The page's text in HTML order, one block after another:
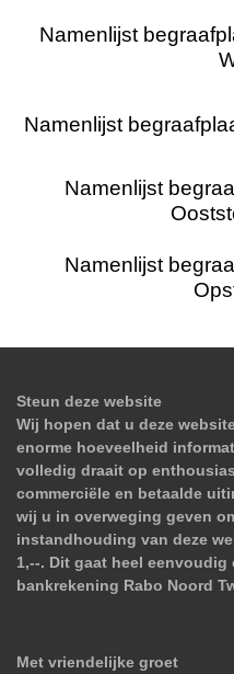
Namenlijst
Namenlijst
Namenlijst
Namenlijst
Steun deze website
Wij hopen dat u deze
enorme hoeveelheid
volledig draait op
commerciële en betaalde
wij u in overweging geven
instandhouding van deze
1,--. Dit gaat heel
bankrekening Rabo Noord
Met vriendelijke groet